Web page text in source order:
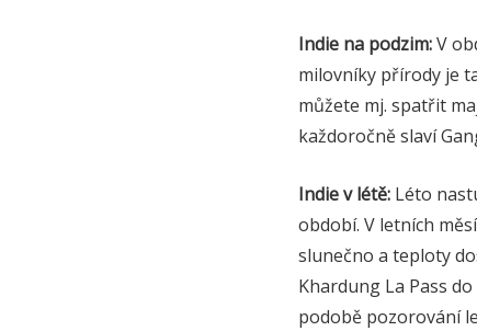
Indie na podzim:V
milovníky přírody je
můžete mj. spatřit
každoročně slaví
Indie v létě: Léto
období. V letních
slunečno a teploty
Khardung La Pass
podobě pozorování